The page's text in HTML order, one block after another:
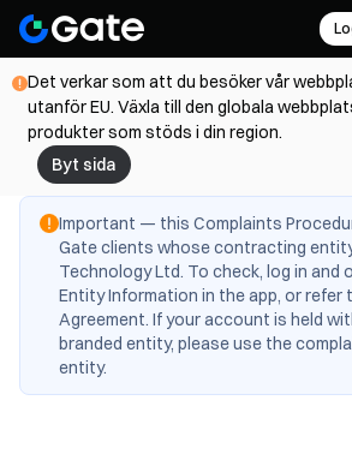
Det verkar som att du besöker vår
utanför EU. Växla till den globala
produkter som stöds i din region.
Byt sida
Important — this Complaints
Gate clients whose contracting
Technology Ltd. To check, log in
Entity Information in the app, or refer
Agreement. If your account is held
branded entity, please use the
entity.